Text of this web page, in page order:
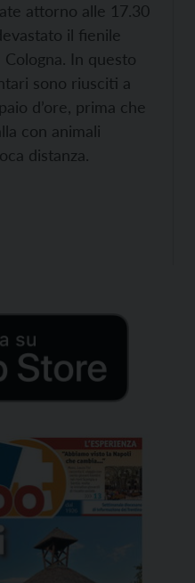
attorno alle 17.30
il fienile
In questo
sono riusciti a
d’ore, prima che
con animali
distanza.